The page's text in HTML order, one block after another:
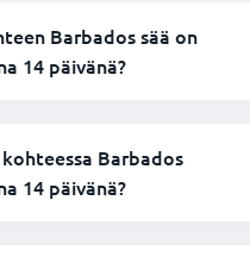
Barbados sää on
14 päivänä?
Barbados
14 päivänä?